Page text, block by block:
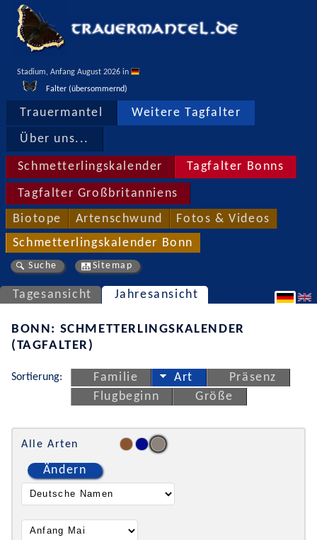
Stadium, Anfang August 2026 in
Falter (übersommernd)
Trauermantel Weitere Tagfalter
Über uns...
Schmetterlingskalender Tagfalter Bonns
Tagfalter Großbritanniens
Biotope Artenschwund Fotos & Videos
Schmetterlingskalender Bonn
Suche Sitemap
Tagesansicht Jahresansicht
BONN: SCHMETTERLINGSKALENDER
(TAGFALTER)
Sortierung: Familie Art
Präsenz
Flugbeginn
Größe
Alle Arten
Ändern